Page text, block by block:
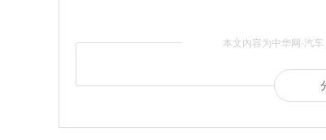
本文内容为中华网·汽车